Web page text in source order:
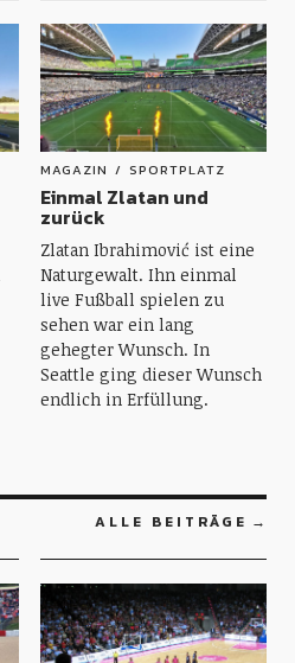
MAGAZIN SPORTPLATZ
Einmal Zlatan und
zurück
Zlatan Ibrahimović ist eine
Naturgewalt. Ihn einmal
live Fußball spielen zu
sehen war ein lang
gehegter Wunsch. In
Seattle ging dieser Wunsch
endlich in Erfüllung.
ALLE BEITRÄGE